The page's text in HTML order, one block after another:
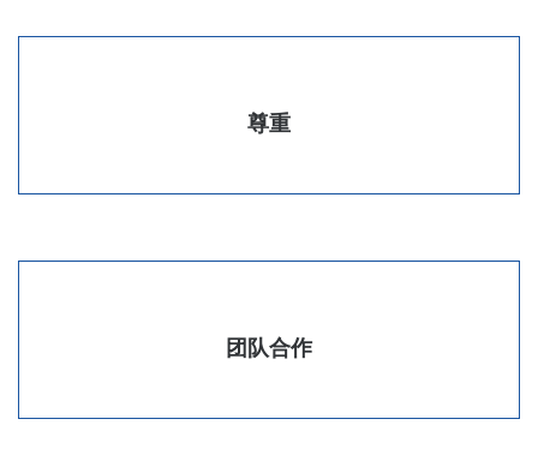
尊重
团队合作